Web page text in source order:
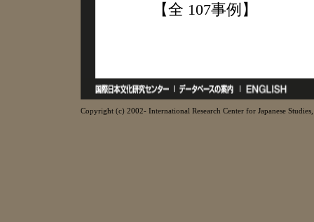
【全 107事例】
Copyright (c) 2002- International Research Center for Japanese